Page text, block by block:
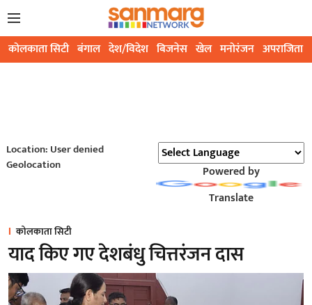
कोलकाता सिटी बंगाल देश/विदेश बिजनेस खेल मनोरंजन अपराजिता
Location: User denied
Geolocation
Powered by
Translate
कोलकाता सिटी
याद किए गए देशबंधु चित्तरंजन दास